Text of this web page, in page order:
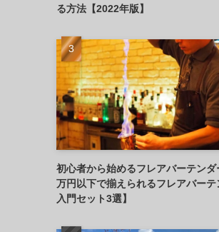
る方法【2022年版】
初心者から始めるフレアバーテン
万円以下で揃えられるフレアバーテ
入門セット3選】